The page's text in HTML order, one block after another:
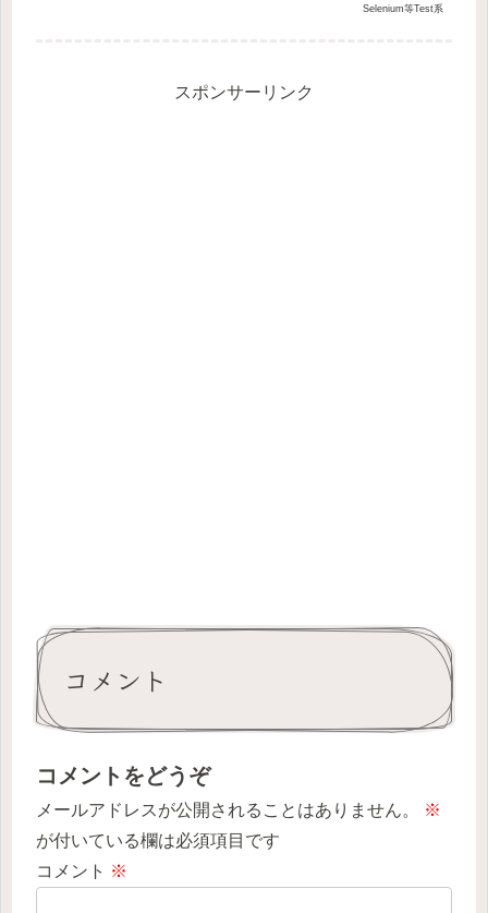
Selenium等Test系
スポンサーリンク
コメント
コメントをどうぞ
メールアドレスが公開されることはありません。
※
が付いている欄は必須項目です
コメント ※